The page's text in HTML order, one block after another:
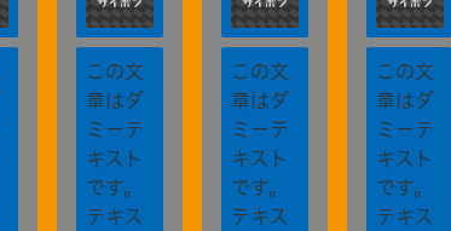
この文
章はダ
ミーテ
キスト
です。
テキス
この文
章はダ
ミーテ
キスト
です。
テキス
この文
章はダ
ミーテ
キスト
です。
テキス